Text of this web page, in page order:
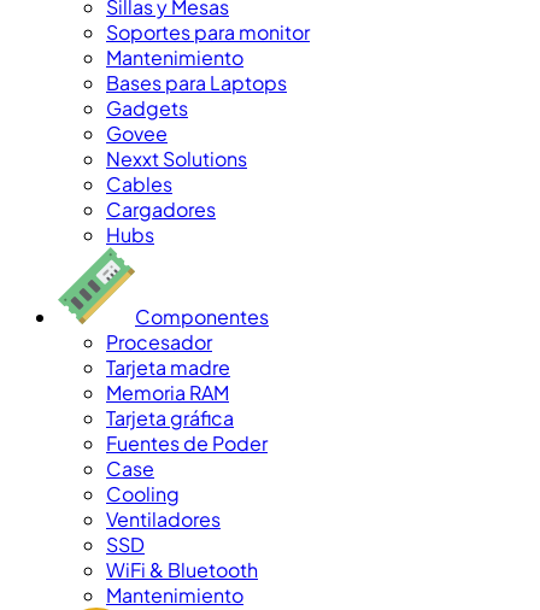
Sillas y Mesas
Soportes para monitor
Mantenimiento
Bases para Laptops
Gadgets
Govee
Nexxt Solutions
Cables
Cargadores
Hubs
Componentes
Procesador
Tarjeta madre
Memoria RAM
Tarjeta gráfica
Fuentes de Poder
Case
Cooling
Ventiladores
SSD
WiFi & Bluetooth
Mantenimiento